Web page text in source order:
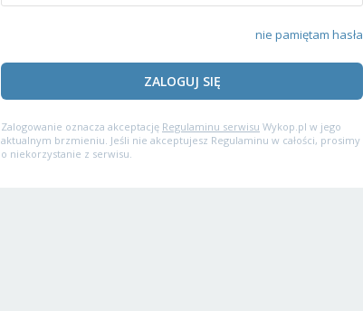
nie pamiętam hasła
ZALOGUJ SIĘ
Zalogowanie oznacza akceptację Regulaminu serwisu Wykop.pl w jego
aktualnym brzmieniu. Jeśli nie akceptujesz Regulaminu w całości, prosimy
o niekorzystanie z serwisu.